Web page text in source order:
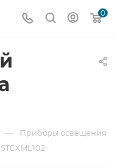
0
— Приборы освещения